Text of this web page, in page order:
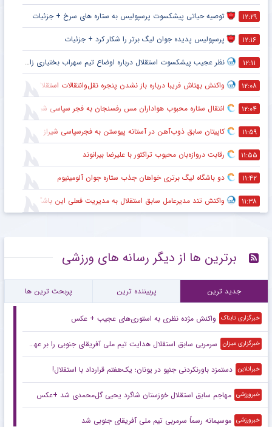
۱۲:۲۹ توصیه حیاتی پیشکسوت پرسپولیس به ستاره های سرخ + جزئیات
۱۲:۱۶ پرسپولیس پدیده جوان لیگ برتر را شکار کرد + جزئیات
۱۲:۱۱ نظر عجیب پیشکسوت استقلال درباره اوضاع تیم سهراب بختیاری زاده + جزئیات
۱۲:۰۸ واکنش بهتاش فریبا درباره باز نشدن پنجره نقل‌وانتقالات استقلال
۱۲:۰۴ انتقال ستاره محبوب هواداران مس رفسنجان به فجر سپاسی شیراز
۱۱:۵۹ کاپیتان سابق ذوب‌آهن در آستانه پیوستن به فجرسپاسی شیراز
۱۱:۵۵ رقابت دروازه‌بان محبوب تراکتور با علیرضا بیرانوند
۱۱:۴۲ دو باشگاه لیگ برتری خواهان جذب ستاره جوان آلومینیوم
۱۱:۳۸ واکنش تند مدیرعامل سابق استقلال به مدیریت فعلی این باشگاه
برترین ها از دیگر رسانه های ورزشی
جدید ترین پربیننده ترین پربحث ترین ها
خبرگزاری تابناک واکنش مژده نظری به استوری‌های عجیب + عکس
خبرگزاری میزان سرمربی سابق استقلال هدایت تیم ملی آفریقای جنوبی را بر عهده گرفت
خبرانلاین دستمزد باورنکردنی جنپو در یونان؛ یک‌هفتم قرارداد با استقلال!
خبرورزشی مهاجم سابق استقلال خوزستان شاگرد یحیی گل‌محمدی شد +عکس
خبرورزشی موسیمانه رسماً سرمربی تیم ملی آفریقای جنوبی شد